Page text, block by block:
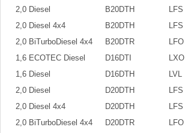
2,0 Diesel
B20DTH LFS
2,0 Diesel 4x4
B20DTH LFS
2,0 BiTurboDiesel 4x4
B20DTR LFO
1,6 ECOTEC Diesel
D16DTI LXO
1,6 Diesel
D16DTH LVL
2,0 Diesel
D20DTH LFS
2,0 Diesel 4x4
D20DTH LFS
2,0 BiTurboDiesel 4x4
D20DTR LFO